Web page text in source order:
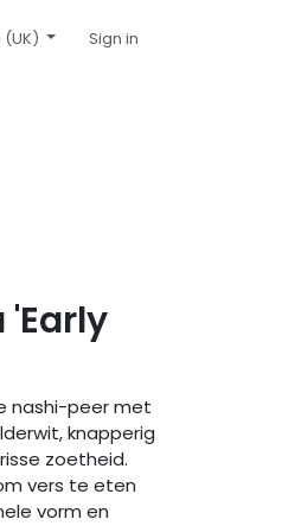
(UK) Sign in
nashi-peer met
knapperig
zoetheid.
vers te eten
vorm en